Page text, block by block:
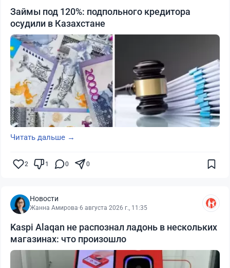
Займы под 120%: подпольного кредитора
осудили в Казахстане
Читать дальше →
2 1 0 0
Новости
Жанна Амирова·6 августа 2026 г., 11:35
Kaspi Alaqan не распознал ладонь в нескольких
магазинах: что произошло